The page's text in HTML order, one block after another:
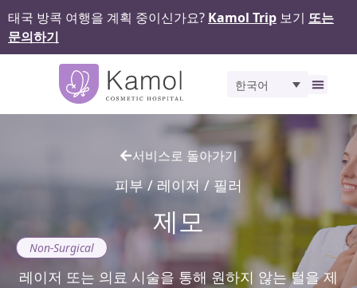
태국 방콕 여행을 계획 중이신가요? Kamol Trip 보기 또는
문의하기
한국어
서비스로 돌아가기
피부 / 레이저 / 필러
제모
Non-Surgical
레이저 또는 의료 시술을 통해 원하지 않는 털을 제